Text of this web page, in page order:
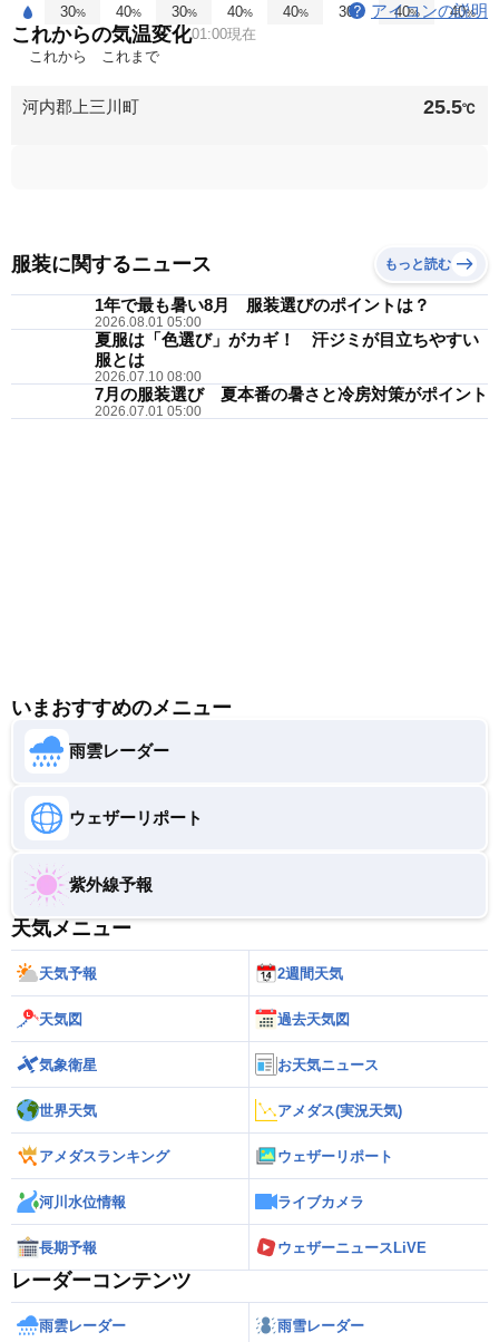
30% 40% 30% 40% 40% 30 % 40% 40%
アイコンの説明
これからの気温変化01:00現在
これから
これまで
河内郡上三川町 25.5℃
服装に関するニュース もっと読む
1年で最も暑い8月 服装選びのポイントは？
2026.08.01 05:00
夏服は「色選び」がカギ！ 汗ジミが目立ちやすい
服とは
2026.07.10 08:00
7月の服装選び 夏本番の暑さと冷房対策がポイント
2026.07.01 05:00
いまおすすめのメニュー
雨雲レーダー
ウェザーリポート
紫外線予報
天気メニュー
天気予報 2週間天気
天気図 過去天気図
気象衛星 お天気ニュース
世界天気 アメダス(実況天気)
アメダスランキング ウェザーリポート
河川水位情報 ライブカメラ
長期予報 ウェザーニュースLiVE
レーダーコンテンツ
雨雲レーダー 雨雪レーダー